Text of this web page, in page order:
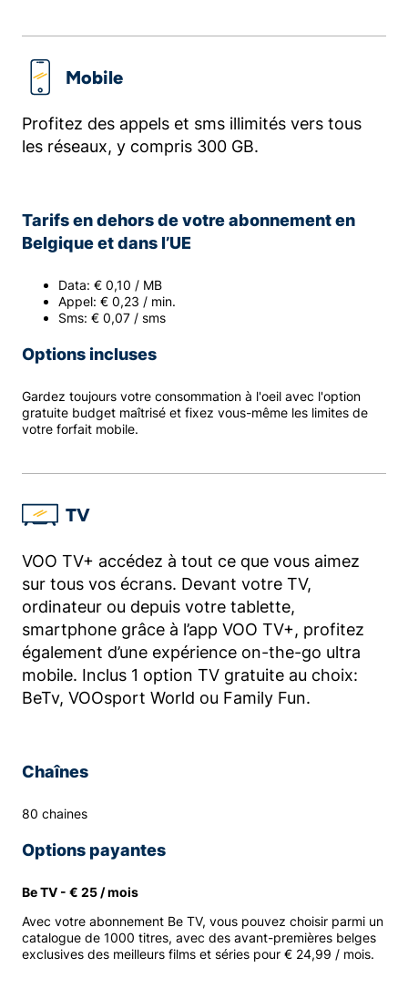
Mobile
Profitez des appels et sms illimités vers tous
les réseaux, y compris 300 GB.
Tarifs en dehors de votre abonnement en
Belgique et dans l’UE
Data: € 0,10 / MB
Appel: € 0,23 / min.
Sms: € 0,07 / sms
Options incluses
Gardez toujours votre consommation à l'oeil avec l'option
gratuite budget maîtrisé et fixez vous-même les limites de
votre forfait mobile.
TV
VOO TV+ accédez à tout ce que vous aimez
sur tous vos écrans. Devant votre TV,
ordinateur ou depuis votre tablette,
smartphone grâce à l’app VOO TV+, profitez
également d’une expérience on-the-go ultra
mobile. Inclus 1 option TV gratuite au choix:
BeTv, VOOsport World ou Family Fun.
Chaînes
80 chaines
Options payantes
Be TV - € 25 / mois
Avec votre abonnement Be TV, vous pouvez choisir parmi un
catalogue de 1000 titres, avec des avant-premières belges
exclusives des meilleurs films et séries pour € 24,99 / mois.